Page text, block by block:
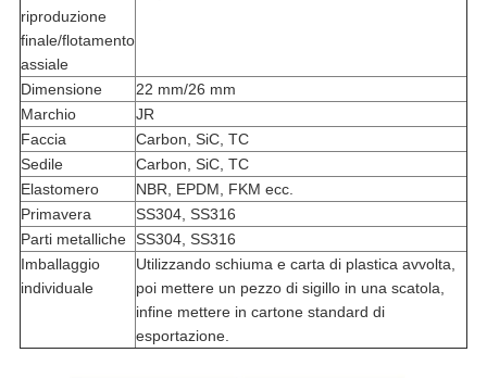
riproduzione
finale/flotamento
assiale
Dimensione
22 mm/26 mm
Marchio
JR
Faccia
Carbon, SiC, TC
Sedile
Carbon, SiC, TC
Elastomero
NBR, EPDM, FKM ecc.
Primavera
SS304, SS316
Parti metalliche SS304, SS316
Imballaggio
individuale
Utilizzando schiuma e carta di plastica avvolta,
poi mettere un pezzo di sigillo in una scatola,
infine mettere in cartone standard di
esportazione.